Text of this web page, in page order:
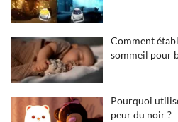
Comment
sommeil pour
Pourquoi
peur du noir ?